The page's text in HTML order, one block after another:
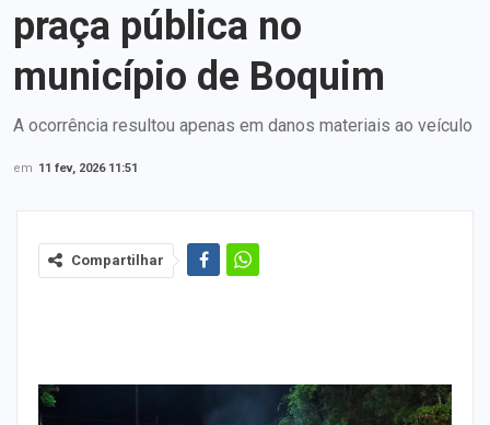
praça pública no
município de Boquim
A ocorrência resultou apenas em danos materiais ao veículo
em 11 fev, 2026 11:51
Compartilhar